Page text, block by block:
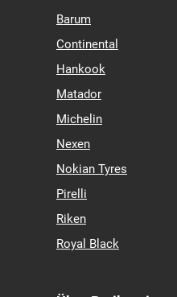
Barum
Continental
Hankook
Matador
Michelin
Nexen
Nokian Tyres
Pirelli
Riken
Royal Black